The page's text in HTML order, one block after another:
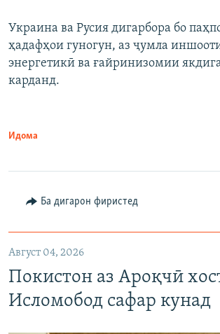
Украина ва Русия дигарбора бо
ҳадафҳои гуногун, аз ҷумла
энергетикӣ ва ғайринизомии
карданд.
Идома
Ба дигарон фиристед
Август 04, 2026
Покистон аз Ароқчӣ
Исломобод сафар кунад